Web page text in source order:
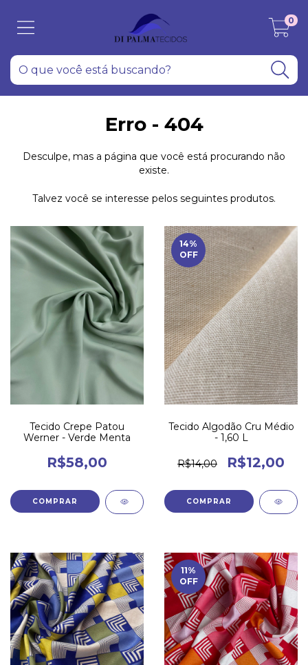
0
Erro - 404
Desculpe, mas a página que você está procurando não
existe.
Talvez você se interesse pelos seguintes produtos.
Tecido Crepe Patou
Werner - Verde Menta
R$58,00
14%
OFF
Tecido Algodão Cru Médio
- 1,60 L
R$14,00 R$12,00
11%
OFF